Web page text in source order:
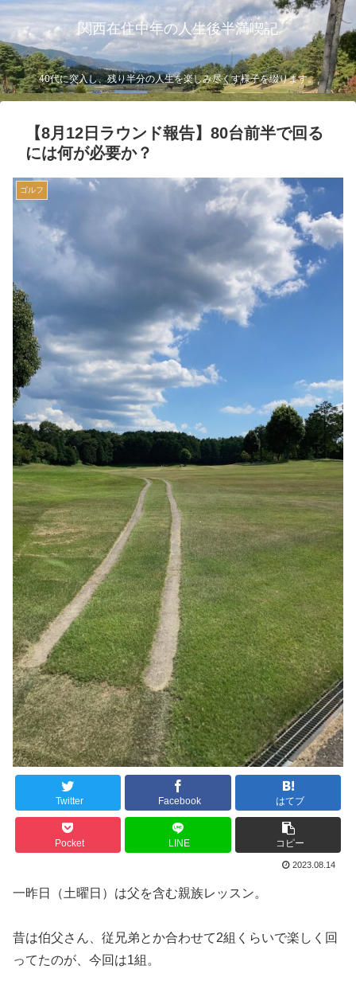
関西在住中年の人生後半満喫記
40代に突入し、残り半分の人生を楽しみ尽くす様子を綴ります。
【8月12日ラウンド報告】80台前半で回る
には何が必要か？
ゴルフ
Twitter Facebook はてブ
Pocket LINE コピー
2023.08.14
一昨日（土曜日）は父を含む親族レッスン。
昔は伯父さん、従兄弟とか合わせて2組くらいで楽しく回
ってたのが、今回は1組。